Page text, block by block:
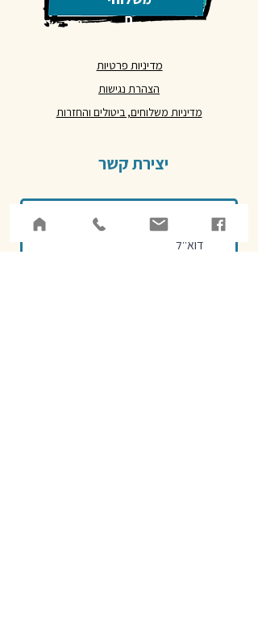
ם
מדיניות פרטיות
הצהרת נגישות
מדיניות משלוחים, ביטולים והחזרות
יצירת קשר